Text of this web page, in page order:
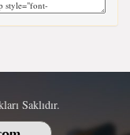
Saklıdır.